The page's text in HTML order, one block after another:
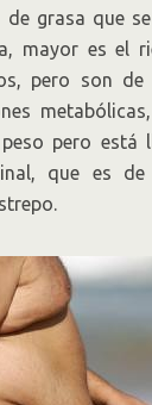
grasa que
mayor es el
pero son de
pero está
que es